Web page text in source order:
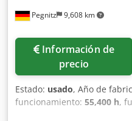
Pegnitz 9,608 km
Información de
precio
Estado: usado, Año de
funcionamiento: 55,400 h,
volumen de